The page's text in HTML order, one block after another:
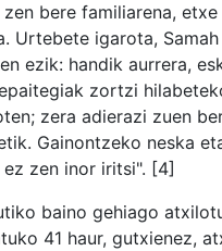
bere familiarena,
Urtebete igarota,
ezik: handik aurrera,
zortzi
zera adierazi zuen
Gainontzeko neska
zen inor iritsi". [4]
baino gehiago
41 haur, gutxienez,